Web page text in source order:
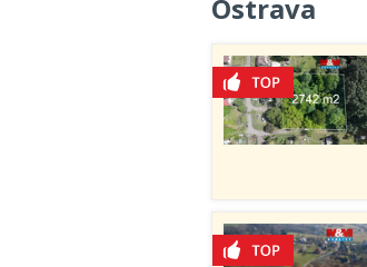
Ostrava